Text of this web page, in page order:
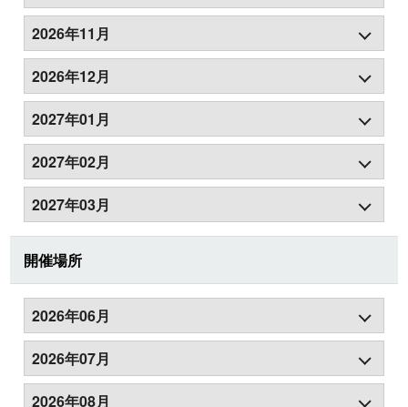
2026年11月
2026年12月
2027年01月
2027年02月
2027年03月
開催場所
2026年06月
2026年07月
2026年08月